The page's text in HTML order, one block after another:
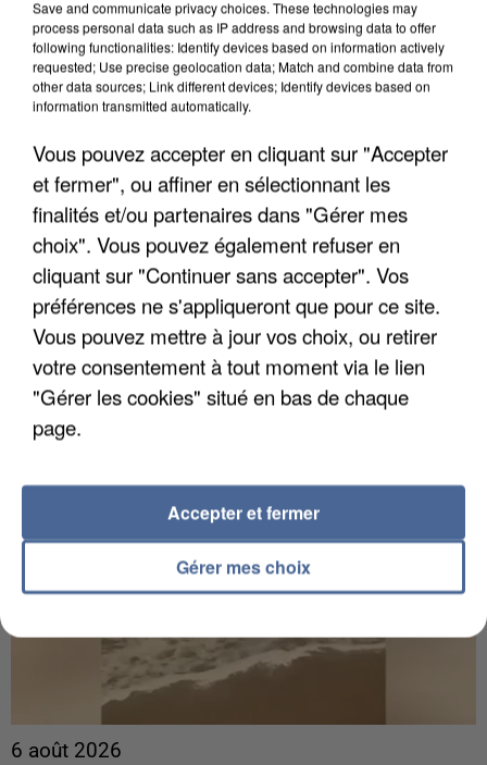
6 août 2026
Gabriel Attal et Raphaël Glucksmann visés par des
ingérences...
Sollicité, Sébastien Lecornu annonce un "travail
commun" avec les partis à la rentrée.
6 août 2026
Save and communicate privacy choices. These technologies may
process personal data such as IP address and browsing data to offer
following functionalities: Identify devices based on information actively
requested; Use precise geolocation data; Match and combine data from
other data sources; Link different devices; Identify devices based on
information transmitted automatically.
Vous pouvez accepter en cliquant sur "Accepter
et fermer", ou affiner en sélectionnant les
finalités et/ou partenaires dans "Gérer mes
choix". Vous pouvez également refuser en
cliquant sur "Continuer sans accepter". Vos
préférences ne s'appliqueront que pour ce site.
Vous pouvez mettre à jour vos choix, ou retirer
votre consentement à tout moment via le lien
"Gérer les cookies" situé en bas de chaque
page.
Gérer mes choix
Accepter et fermer